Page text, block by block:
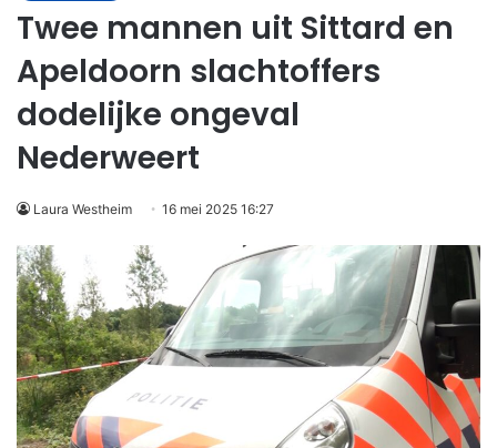
Twee mannen uit Sittard en
Apeldoorn slachtoffers
dodelijke ongeval
Nederweert
Laura Westheim 16 mei 2025 16:27